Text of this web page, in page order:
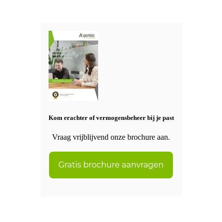
Kom erachter of vermogensbeheer bij je past
Vraag vrijblijvend onze brochure aan.